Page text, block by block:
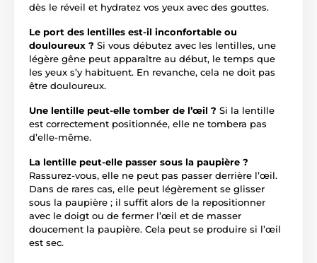
dès le réveil et hydratez vos yeux avec des gouttes.
Le port des lentilles est-il inconfortable ou
douloureux ? Si vous débutez avec les lentilles, une
légère gêne peut apparaître au début, le temps que
les yeux s’y habituent. En revanche, cela ne doit pas
être douloureux.
Une lentille peut-elle tomber de l’œil ? Si la lentille
est correctement positionnée, elle ne tombera pas
d’elle-même.
La lentille peut-elle passer sous la paupière ?
Rassurez-vous, elle ne peut pas passer derrière l’œil.
Dans de rares cas, elle peut légèrement se glisser
sous la paupière ; il suffit alors de la repositionner
avec le doigt ou de fermer l’œil et de masser
doucement la paupière. Cela peut se produire si l’œil
est sec.